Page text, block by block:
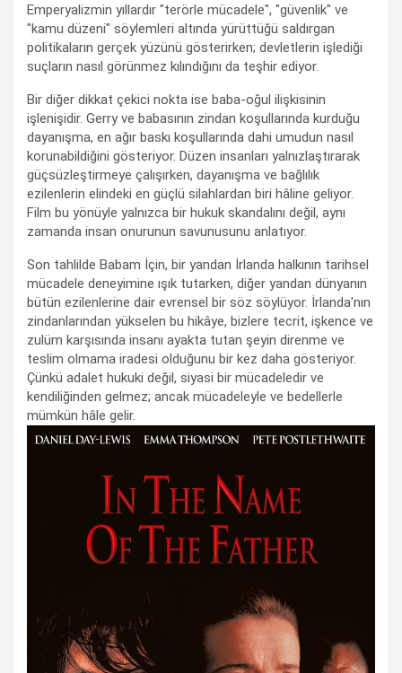
Emperyalizmin yıllardır "terörle mücadele", "güvenlik" ve
"kamu düzeni" söylemleri altında yürüttüğü saldırgan
politikaların gerçek yüzünü gösterirken; devletlerin işlediği
suçların nasıl görünmez kılındığını da teşhir ediyor.
Bir diğer dikkat çekici nokta ise baba-oğul ilişkisinin
işlenişidir. Gerry ve babasının zindan koşullarında kurduğu
dayanışma, en ağır baskı koşullarında dahi umudun nasıl
korunabildiğini gösteriyor. Düzen insanları yalnızlaştırarak
güçsüzleştirmeye çalışırken, dayanışma ve bağlılık
ezilenlerin elindeki en güçlü silahlardan biri hâline geliyor.
Film bu yönüyle yalnızca bir hukuk skandalını değil, aynı
zamanda insan onurunun savunusunu anlatıyor.
Son tahlilde Babam İçin, bir yandan İrlanda halkının tarihsel
mücadele deneyimine ışık tutarken, diğer yandan dünyanın
bütün ezilenlerine dair evrensel bir söz söylüyor. İrlanda'nın
zindanlarından yükselen bu hikâye, bizlere tecrit, işkence ve
zulüm karşısında insanı ayakta tutan şeyin direnme ve
teslim olmama iradesi olduğunu bir kez daha gösteriyor.
Çünkü adalet hukuki değil, siyasi bir mücadeledir ve
kendiliğinden gelmez; ancak mücadeleyle ve bedellerle
mümkün hâle gelir.